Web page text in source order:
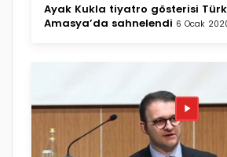
Ayak Kukla tiyatro gösterisi
Amasya’da sahnelendi 6 Ocak